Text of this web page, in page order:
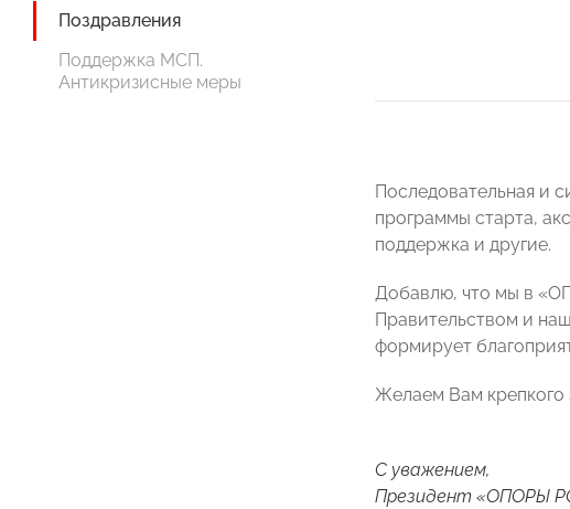
Поздравления
Поддержка МСП.
Антикризисные меры
Последовательная и
программы старта,
поддержка и другие.
Добавлю, что мы в
Правительством и
формирует
Желаем Вам крепкого
С уважением,
Президент «ОПОРЫ